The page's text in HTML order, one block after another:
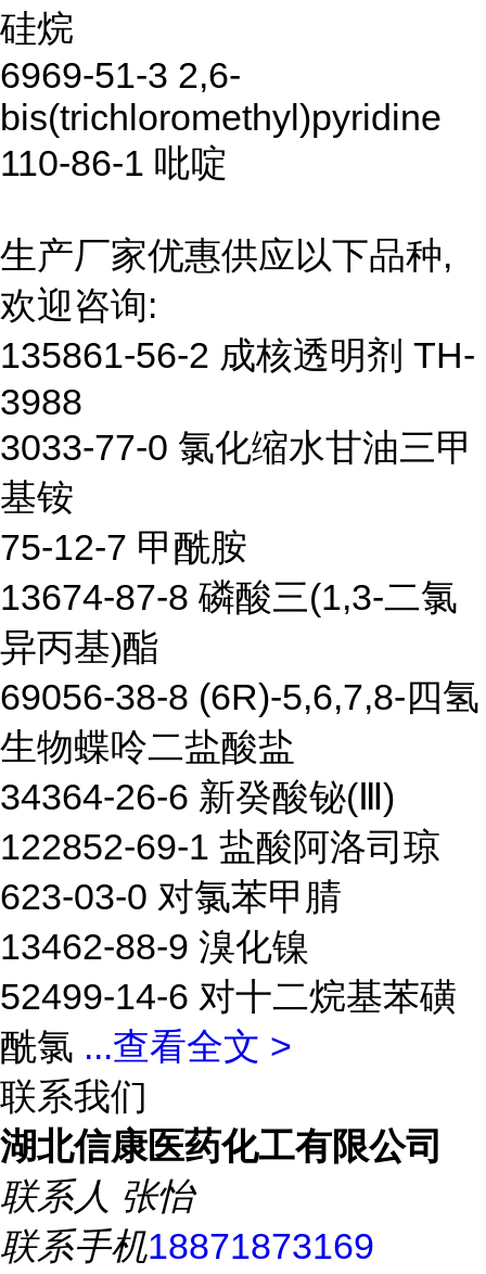
硅烷
6969-51-3 2,6-
bis(trichloromethyl)pyridine
110-86-1 吡啶
生产厂家优惠供应以下品种,
欢迎咨询:
135861-56-2 成核透明剂 TH-
3988
3033-77-0 氯化缩水甘油三甲
基铵
75-12-7 甲酰胺
13674-87-8 磷酸三(1,3-二氯
异丙基)酯
69056-38-8 (6R)-5,6,7,8-四氢
生物蝶呤二盐酸盐
34364-26-6 新癸酸铋(Ⅲ)
122852-69-1 盐酸阿洛司琼
623-03-0 对氯苯甲腈
13462-88-9 溴化镍
52499-14-6 对十二烷基苯磺
酰氯 ...查看全文 >
联系我们
湖北信康医药化工有限公司
联系人 张怡
联系手机18871873169